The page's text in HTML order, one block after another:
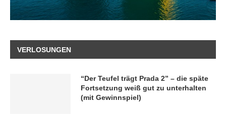
VERLOSUNGEN
“Der Teufel trägt Prada 2” – die späte
Fortsetzung weiß gut zu unterhalten
(mit Gewinnspiel)